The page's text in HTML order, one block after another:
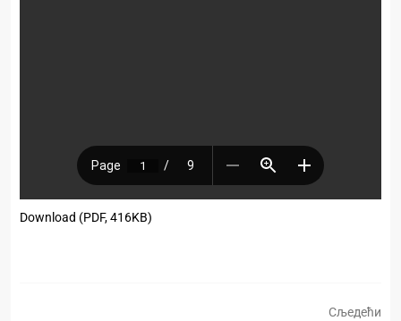
Download (PDF, 416KB)
Сљедећи